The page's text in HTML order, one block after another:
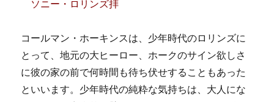
ソニー・ロリンズ拝
コールマン・ホーキンスは、少年時代のロリンズに
とって、地元の大ヒーロー、ホークのサイン欲しさ
に彼の家の前で何時間も待ち伏せすることもあった
といいます。少年時代の純粋な気持ちは、大人にな